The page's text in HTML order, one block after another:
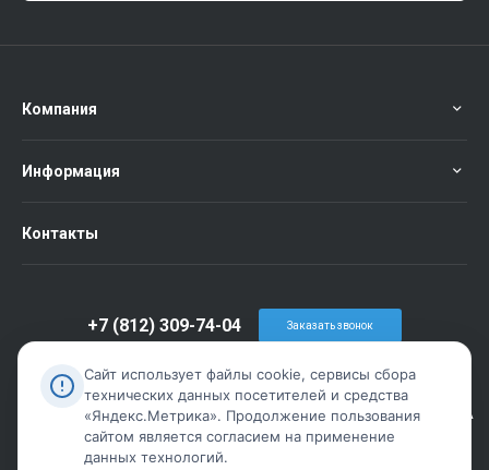
Компания
Информация
Контакты
info@metiz-piter.ru
+7 (812) 309-74-04
г. Санкт-Петербург, пр. Обуховской Обороны дом 86 лит А
Заказать звонок
Сайт использует файлы cookie, сервисы сбора
технических данных посетителей и средства
«Яндекс.Метрика». Продолжение пользования
сайтом является согласием на применение
данных технологий.